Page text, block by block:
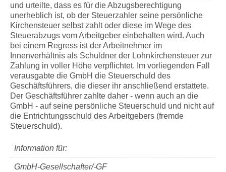
und urteilte, dass es für die Abzugsberechtigung
unerheblich ist, ob der Steuerzahler seine persönliche
Kirchensteuer selbst zahlt oder diese im Wege des
Steuerabzugs vom Arbeitgeber einbehalten wird. Auch
bei einem Regress ist der Arbeitnehmer im
Innenverhältnis als Schuldner der Lohnkirchensteuer zur
Zahlung in voller Höhe verpflichtet. Im vorliegenden Fall
verausgabte die GmbH die Steuerschuld des
Geschäftsführers, die dieser ihr anschließend erstattete.
Der Geschäftsführer zahlte daher - wenn auch an die
GmbH - auf seine persönliche Steuerschuld und nicht auf
die Entrichtungsschuld des Arbeitgebers (fremde
Steuerschuld).
Information für:
GmbH-Gesellschafter/-GF